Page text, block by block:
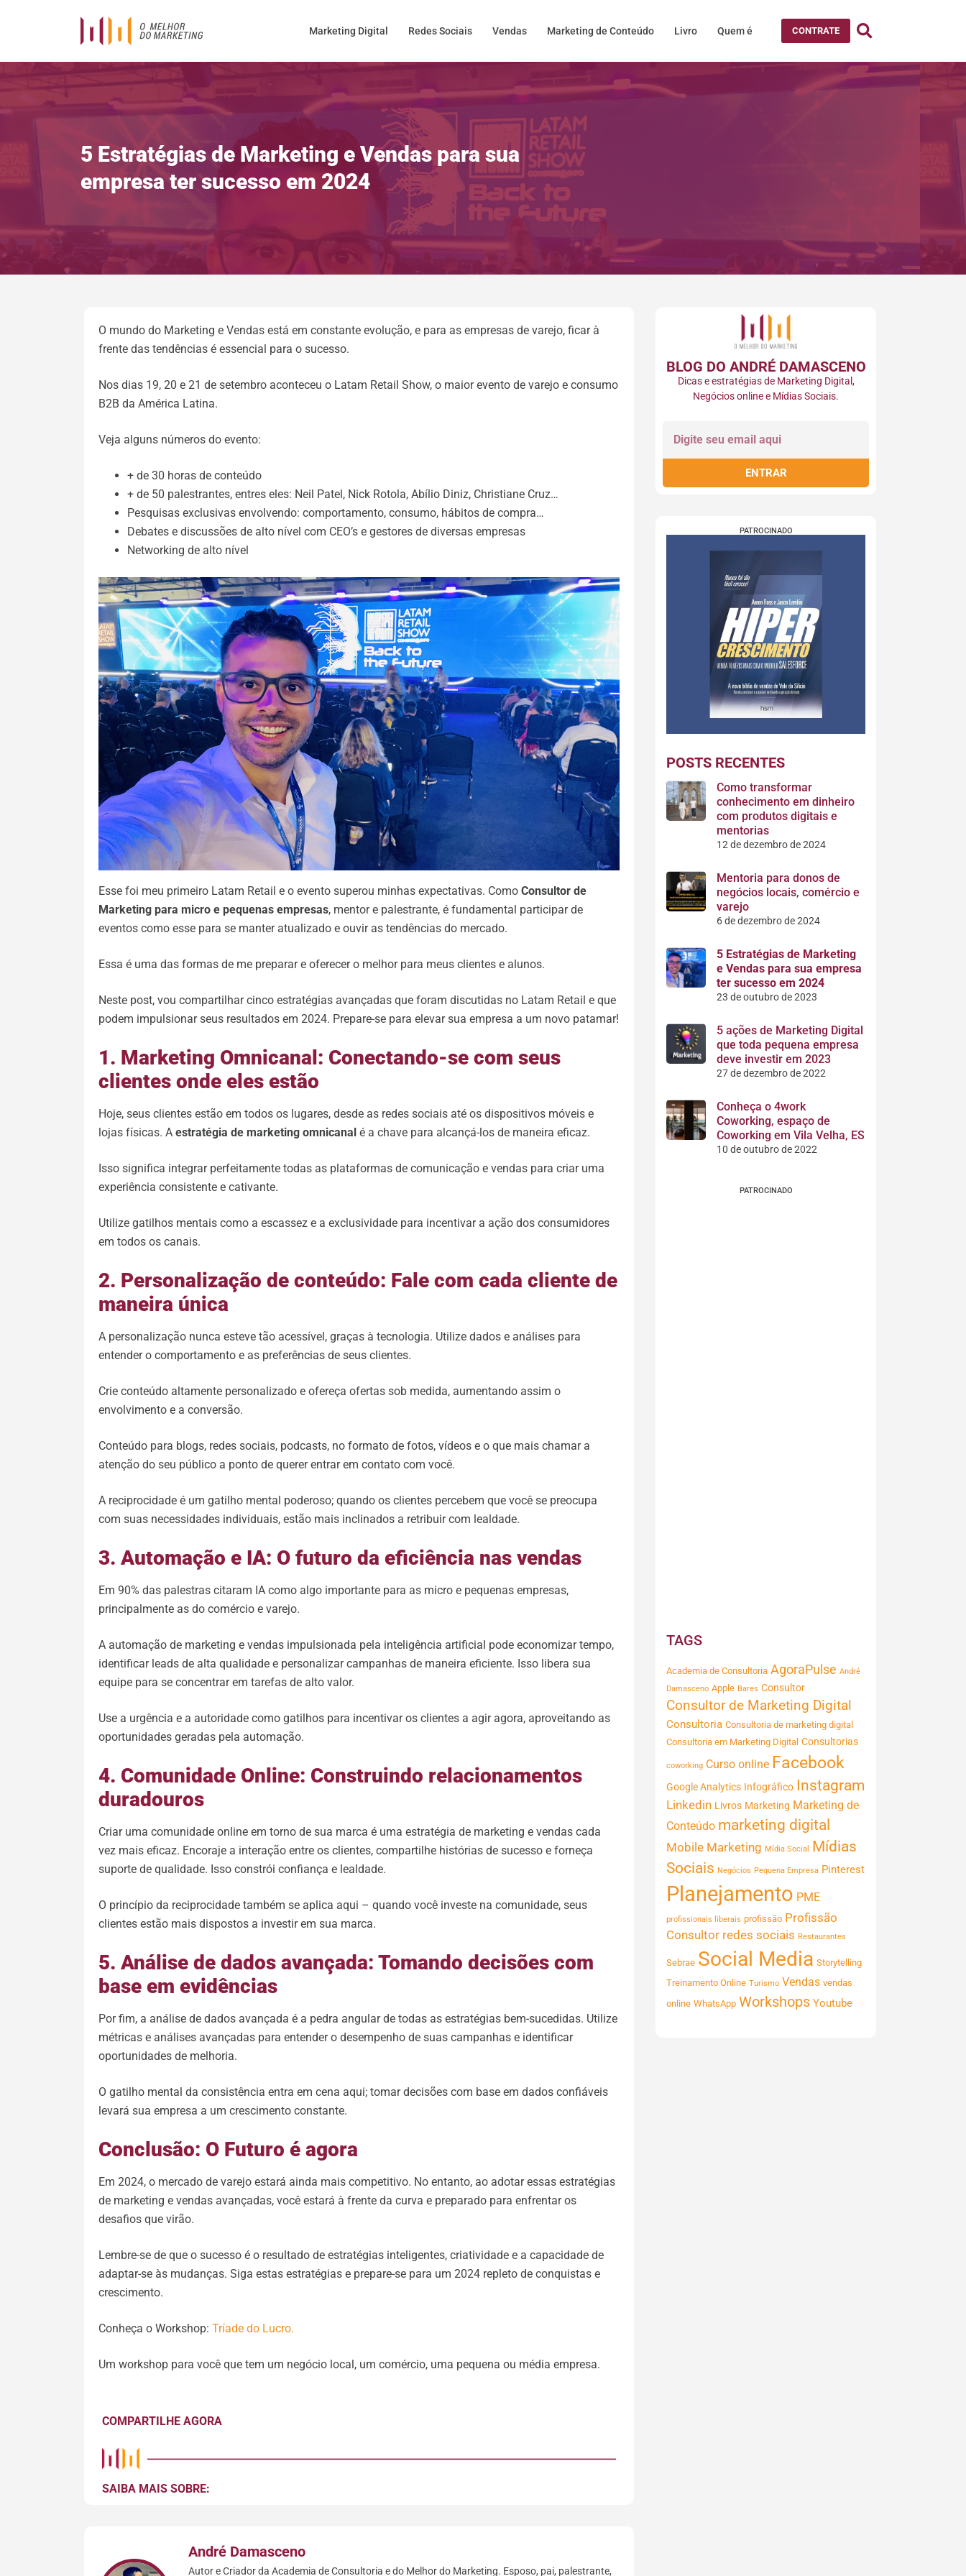
Marketing Digital Redes Sociais Vendas Marketing de Conteúdo Livro Quem é CONTRATE
5 Estratégias de Marketing e Vendas para sua
empresa ter sucesso em 2024
O mundo do Marketing e Vendas está em constante evolução, e para as empresas de varejo, ficar à
frente das tendências é essencial para o sucesso.
Nos dias 19, 20 e 21 de setembro aconteceu o Latam Retail Show, o maior evento de varejo e consumo
B2B da América Latina.
Veja alguns números do evento:
+ de 30 horas de conteúdo
+ de 50 palestrantes, entres eles: Neil Patel, Nick Rotola, Abílio Diniz, Christiane Cruz…
Pesquisas exclusivas envolvendo: comportamento, consumo, hábitos de compra…
Debates e discussões de alto nível com CEO’s e gestores de diversas empresas
Networking de alto nível
Esse foi meu primeiro Latam Retail e o evento superou minhas expectativas. Como Consultor de
Marketing para micro e pequenas empresas, mentor e palestrante, é fundamental participar de
eventos como esse para se manter atualizado e ouvir as tendências do mercado.
Essa é uma das formas de me preparar e oferecer o melhor para meus clientes e alunos.
Neste post, vou compartilhar cinco estratégias avançadas que foram discutidas no Latam Retail e que
podem impulsionar seus resultados em 2024. Prepare-se para elevar sua empresa a um novo patamar!
1. Marketing Omnicanal: Conectando-se com seus
clientes onde eles estão
Hoje, seus clientes estão em todos os lugares, desde as redes sociais até os dispositivos móveis e
lojas físicas. A estratégia de marketing omnicanal é a chave para alcançá-los de maneira eficaz.
Isso significa integrar perfeitamente todas as plataformas de comunicação e vendas para criar uma
experiência consistente e cativante.
Utilize gatilhos mentais como a escassez e a exclusividade para incentivar a ação dos consumidores
em todos os canais.
2. Personalização de conteúdo: Fale com cada cliente de
maneira única
A personalização nunca esteve tão acessível, graças à tecnologia. Utilize dados e análises para
entender o comportamento e as preferências de seus clientes.
Crie conteúdo altamente personalizado e ofereça ofertas sob medida, aumentando assim o
envolvimento e a conversão.
Conteúdo para blogs, redes sociais, podcasts, no formato de fotos, vídeos e o que mais chamar a
atenção do seu público a ponto de querer entrar em contato com você.
A reciprocidade é um gatilho mental poderoso; quando os clientes percebem que você se preocupa
com suas necessidades individuais, estão mais inclinados a retribuir com lealdade.
3. Automação e IA: O futuro da eficiência nas vendas
Em 90% das palestras citaram IA como algo importante para as micro e pequenas empresas,
principalmente as do comércio e varejo.
A automação de marketing e vendas impulsionada pela inteligência artificial pode economizar tempo,
identificar leads de alta qualidade e personalizar campanhas de maneira eficiente. Isso libera sua
equipe para se concentrar em tarefas de alto valor.
Use a urgência e a autoridade como gatilhos para incentivar os clientes a agir agora, aproveitando as
oportunidades geradas pela automação.
4. Comunidade Online: Construindo relacionamentos
duradouros
Criar uma comunidade online em torno de sua marca é uma estratégia de marketing e vendas cada
vez mais eficaz. Encoraje a interação entre os clientes, compartilhe histórias de sucesso e forneça
suporte de qualidade. Isso constrói confiança e lealdade.
O princípio da reciprocidade também se aplica aqui – quando você investe na comunidade, seus
clientes estão mais dispostos a investir em sua marca.
5. Análise de dados avançada: Tomando decisões com
base em evidências
Por fim, a análise de dados avançada é a pedra angular de todas as estratégias bem-sucedidas. Utilize
métricas e análises avançadas para entender o desempenho de suas campanhas e identificar
oportunidades de melhoria.
O gatilho mental da consistência entra em cena aqui; tomar decisões com base em dados confiáveis
levará sua empresa a um crescimento constante.
Conclusão: O Futuro é agora
Em 2024, o mercado de varejo estará ainda mais competitivo. No entanto, ao adotar essas estratégias
de marketing e vendas avançadas, você estará à frente da curva e preparado para enfrentar os
desafios que virão.
Lembre-se de que o sucesso é o resultado de estratégias inteligentes, criatividade e a capacidade de
adaptar-se às mudanças. Siga estas estratégias e prepare-se para um 2024 repleto de conquistas e
crescimento.
Conheça o Workshop: Tríade do Lucro.
Um workshop para você que tem um negócio local, um comércio, uma pequena ou média empresa.
COMPARTILHE AGORA
SAIBA MAIS SOBRE:
André Damasceno
Autor e Criador da Academia de Consultoria e do Melhor do Marketing. Esposo, pai, palestrante,
BLOG DO ANDRÉ DAMASCENO​
Dicas e estratégias de Marketing Digital,
Negócios online e Mídias Sociais.
ENTRAR
PATROCINADO
POSTS RECENTES
Como transformar
conhecimento em dinheiro
com produtos digitais e
mentorias
12 de dezembro de 2024
Mentoria para donos de
negócios locais, comércio e
varejo
6 de dezembro de 2024
5 Estratégias de Marketing
e Vendas para sua empresa
ter sucesso em 2024
23 de outubro de 2023
5 ações de Marketing Digital
que toda pequena empresa
deve investir em 2023
27 de dezembro de 2022
Conheça o 4work
Coworking, espaço de
Coworking em Vila Velha, ES
10 de outubro de 2022
PATROCINADO
TAGS
Academia de Consultoria AgoraPulse André
Damasceno Apple Bares Consultor
Consultor de Marketing Digital
Consultoria Consultoria de marketing digital
Consultoria em Marketing Digital Consultorias
coworking Curso online Facebook
Google Analytics Infográfico Instagram
Linkedin Livros Marketing Marketing de
Conteúdo marketing digital
Mobile Marketing Mídia Social
Mídias
Sociais Negócios Pequena Empresa Pinterest
Planejamento PME
profissionais liberais profissão Profissão
Consultor redes sociais Restaurantes
Sebrae Social Media Storytelling
Treinamento Online Turismo Vendas vendas
online WhatsApp Workshops Youtube